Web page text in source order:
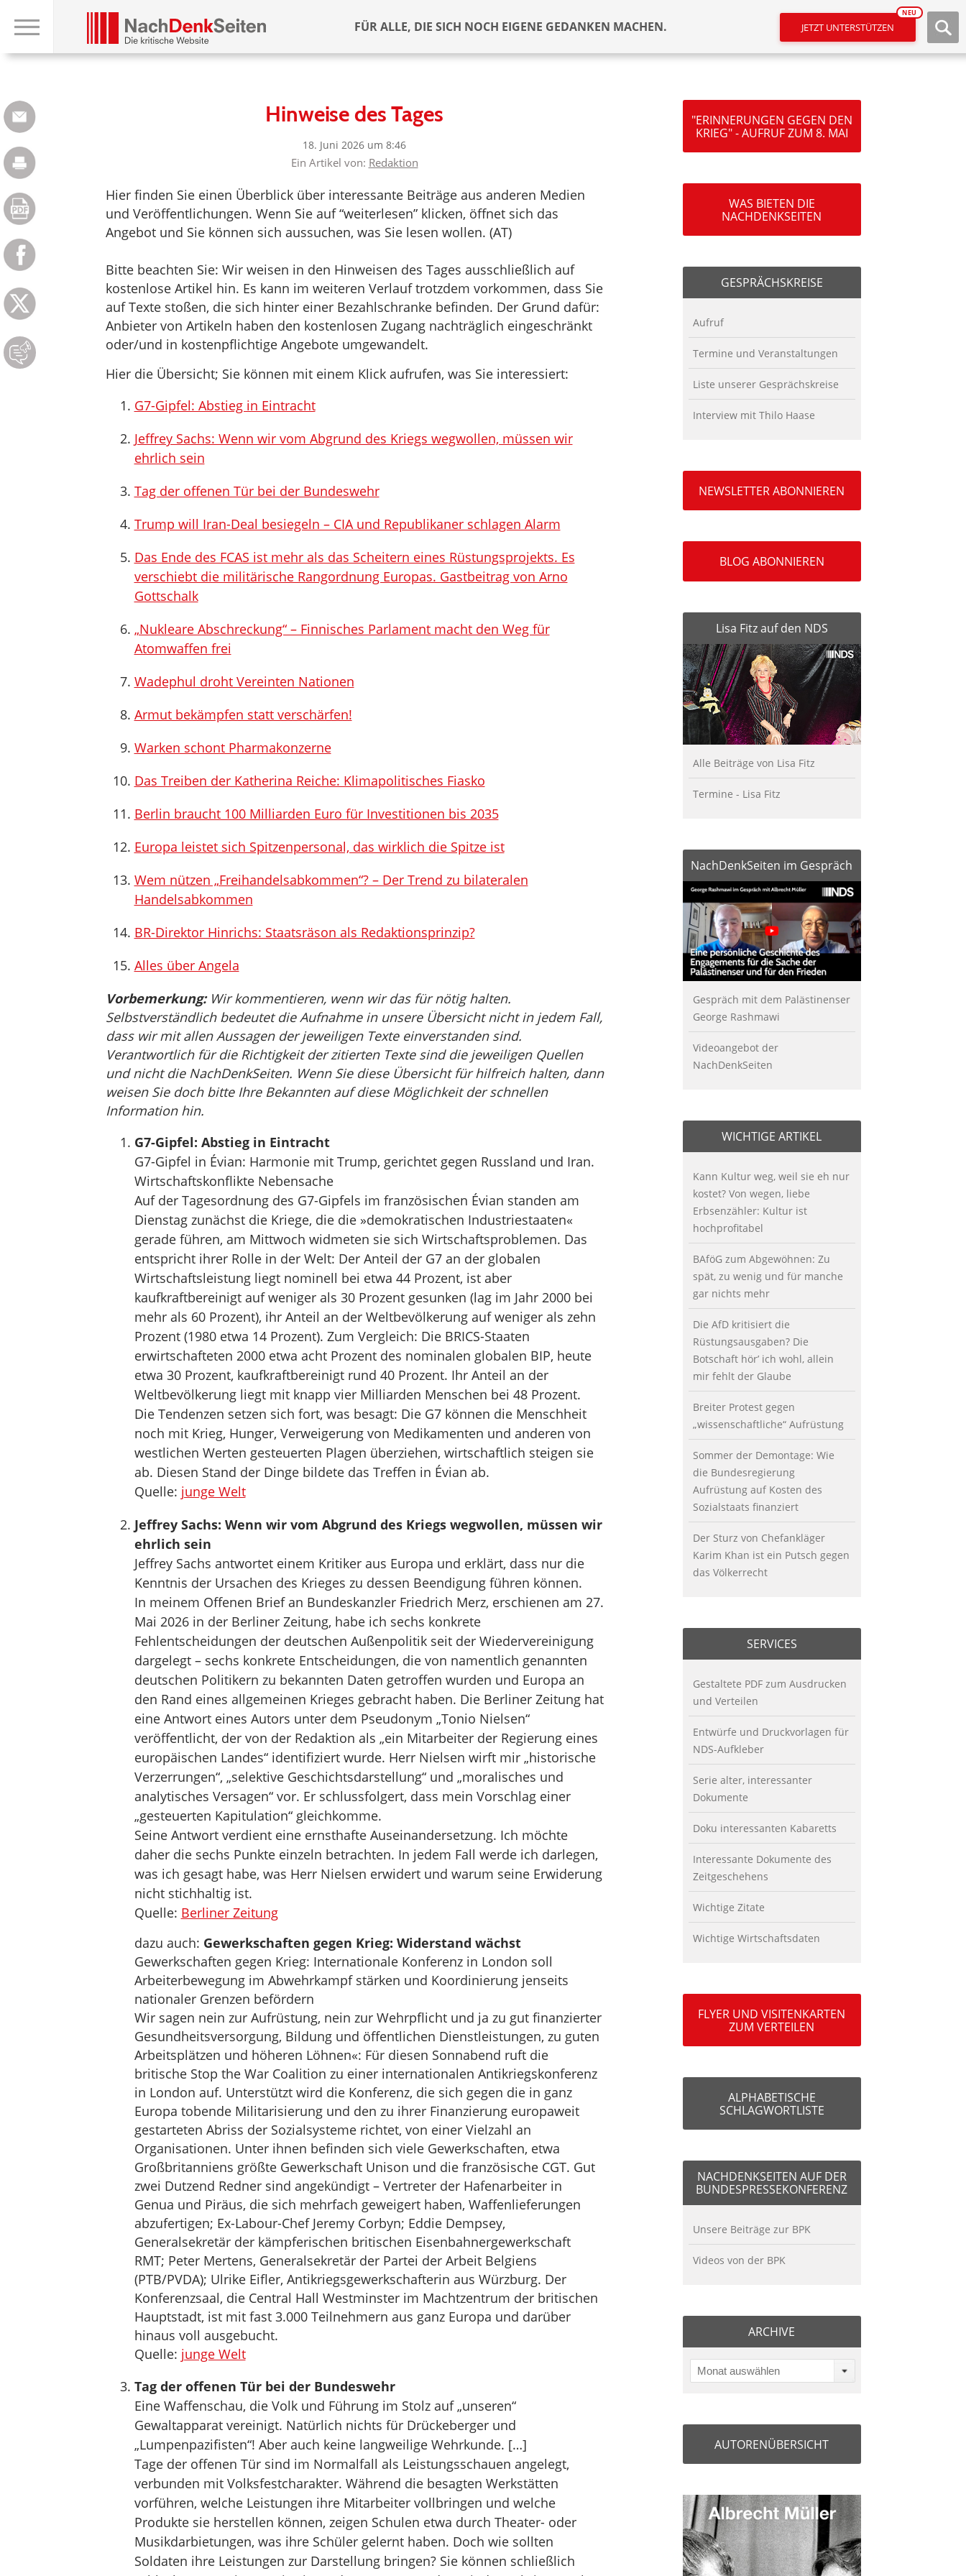
FÜR ALLE, DIE SICH NOCH EIGENE GEDANKEN MACHEN. JETZT UNTERSTÜTZEN
NEU
Hinweise des Tages
18. Juni 2026 um 8:46
Ein Artikel von: Redaktion
Hier finden Sie einen Überblick über interessante Beiträge aus anderen Medien
und Veröffentlichungen. Wenn Sie auf “weiterlesen” klicken, öffnet sich das
Angebot und Sie können sich aussuchen, was Sie lesen wollen. (AT)
Bitte beachten Sie: Wir weisen in den Hinweisen des Tages ausschließlich auf
kostenlose Artikel hin. Es kann im weiteren Verlauf trotzdem vorkommen, dass Sie
auf Texte stoßen, die sich hinter einer Bezahlschranke befinden. Der Grund dafür:
Anbieter von Artikeln haben den kostenlosen Zugang nachträglich eingeschränkt
oder/und in kostenpflichtige Angebote umgewandelt.
Hier die Übersicht; Sie können mit einem Klick aufrufen, was Sie interessiert:
G7-Gipfel: Abstieg in Eintracht
Jeffrey Sachs: Wenn wir vom Abgrund des Kriegs wegwollen, müssen wir
ehrlich sein
Tag der offenen Tür bei der Bundeswehr
Trump will Iran-Deal besiegeln – CIA und Republikaner schlagen Alarm
Das Ende des FCAS ist mehr als das Scheitern eines Rüstungsprojekts. Es
verschiebt die militärische Rangordnung Europas. Gastbeitrag von Arno
Gottschalk
„Nukleare Abschreckung“ – Finnisches Parlament macht den Weg für
Atomwaffen frei
Wadephul droht Vereinten Nationen
Armut bekämpfen statt verschärfen!
Warken schont Pharmakonzerne
Das Treiben der Katherina Reiche: Klimapolitisches Fiasko
Berlin braucht 100 Milliarden Euro für Investitionen bis 2035
Europa leistet sich Spitzenpersonal, das wirklich die Spitze ist
Wem nützen „Freihandelsabkommen“? – Der Trend zu bilateralen
Handelsabkommen
BR-Direktor Hinrichs: Staatsräson als Redaktionsprinzip?
Alles über Angela
Vorbemerkung:Wir kommentieren, wenn wir das für nötig halten.
Selbstverständlich bedeutet die Aufnahme in unsere Übersicht nicht in jedem Fall,
dass wir mit allen Aussagen der jeweiligen Texte einverstanden sind.
Verantwortlich für die Richtigkeit der zitierten Texte sind die jeweiligen Quellen
und nicht die NachDenkSeiten. Wenn Sie diese Übersicht für hilfreich halten, dann
weisen Sie doch bitte Ihre Bekannten auf diese Möglichkeit der schnellen
Information hin.
G7-Gipfel: Abstieg in Eintracht
G7-Gipfel in Évian: Harmonie mit Trump, gerichtet gegen Russland und Iran.
Wirtschaftskonflikte Nebensache
Auf der Tagesordnung des G7-Gipfels im französischen Évian standen am
Dienstag zunächst die Kriege, die die »demokratischen Industriestaaten«
gerade führen, am Mittwoch widmeten sie sich Wirtschaftsproblemen. Das
entspricht ihrer Rolle in der Welt: Der Anteil der G7 an der globalen
Wirtschaftsleistung liegt nominell bei etwa 44 Prozent, ist aber
kaufkraftbereinigt auf weniger als 30 Prozent gesunken (lag im Jahr 2000 bei
mehr als 60 Prozent), ihr Anteil an der Weltbevölkerung auf weniger als zehn
Prozent (1980 etwa 14 Prozent). Zum Vergleich: Die BRICS-Staaten
erwirtschafteten 2000 etwa acht Prozent des nominalen globalen BIP, heute
etwa 30 Prozent, kaufkraftbereinigt rund 40 Prozent. Ihr Anteil an der
Weltbevölkerung liegt mit knapp vier Milliarden Menschen bei 48 Prozent.
Die Tendenzen setzen sich fort, was besagt: Die G7 können die Menschheit
noch mit Krieg, Hunger, Verweigerung von Medikamenten und anderen von
westlichen Werten gesteuerten Plagen überziehen, wirtschaftlich steigen sie
ab. Diesen Stand der Dinge bildete das Treffen in Évian ab.
Quelle: junge Welt
Jeffrey Sachs: Wenn wir vom Abgrund des Kriegs wegwollen, müssen wir
ehrlich sein
Jeffrey Sachs antwortet einem Kritiker aus Europa und erklärt, dass nur die
Kenntnis der Ursachen des Krieges zu dessen Beendigung führen können.
In meinem Offenen Brief an Bundeskanzler Friedrich Merz, erschienen am 27.
Mai 2026 in der Berliner Zeitung, habe ich sechs konkrete
Fehlentscheidungen der deutschen Außenpolitik seit der Wiedervereinigung
dargelegt – sechs konkrete Entscheidungen, die von namentlich genannten
deutschen Politikern zu bekannten Daten getroffen wurden und Europa an
den Rand eines allgemeinen Krieges gebracht haben. Die Berliner Zeitung hat
eine Antwort eines Autors unter dem Pseudonym „Tonio Nielsen“
veröffentlicht, der von der Redaktion als „ein Mitarbeiter der Regierung eines
europäischen Landes“ identifiziert wurde. Herr Nielsen wirft mir „historische
Verzerrungen“, „selektive Geschichtsdarstellung“ und „moralisches und
analytisches Versagen“ vor. Er schlussfolgert, dass mein Vorschlag einer
„gesteuerten Kapitulation“ gleichkomme.
Seine Antwort verdient eine ernsthafte Auseinandersetzung. Ich möchte
daher die sechs Punkte einzeln betrachten. In jedem Fall werde ich darlegen,
was ich gesagt habe, was Herr Nielsen erwidert und warum seine Erwiderung
nicht stichhaltig ist.
Quelle: Berliner Zeitung
dazu auch: Gewerkschaften gegen Krieg: Widerstand wächst
Gewerkschaften gegen Krieg: Internationale Konferenz in London soll
Arbeiterbewegung im Abwehrkampf stärken und Koordinierung jenseits
nationaler Grenzen befördern
Wir sagen nein zur Aufrüstung, nein zur Wehrpflicht und ja zu gut finanzierter
Gesundheitsversorgung, Bildung und öffentlichen Dienstleistungen, zu guten
Arbeitsplätzen und höheren Löhnen«: Für diesen Sonnabend ruft die
britische Stop the War Coalition zu einer internationalen Antikriegskonferenz
in London auf. Unterstützt wird die Konferenz, die sich gegen die in ganz
Europa tobende Militarisierung und den zu ihrer Finanzierung europaweit
gestarteten Abriss der Sozialsysteme richtet, von einer Vielzahl an
Organisationen. Unter ihnen befinden sich viele Gewerkschaften, etwa
Großbritanniens größte Gewerkschaft Unison und die französische CGT. Gut
zwei Dutzend Redner sind angekündigt – Vertreter der Hafenarbeiter in
Genua und Piräus, die sich mehrfach geweigert haben, Waffenlieferungen
abzufertigen; Ex-Labour-Chef Jeremy Corbyn; Eddie Dempsey,
Generalsekretär der kämpferischen britischen Eisenbahnergewerkschaft
RMT; Peter Mertens, Generalsekretär der Partei der Arbeit Belgiens
(PTB/PVDA); Ulrike Eifler, Antikriegsgewerkschafterin aus Würzburg. Der
Konferenzsaal, die Central Hall Westminster im Machtzentrum der britischen
Hauptstadt, ist mit fast 3.000 Teilnehmern aus ganz Europa und darüber
hinaus voll ausgebucht.
Quelle: junge Welt
Tag der offenen Tür bei der Bundeswehr
Eine Waffenschau, die Volk und Führung im Stolz auf „unseren“
Gewaltapparat vereinigt. Natürlich nichts für Drückeberger und
„Lumpenpazifisten“! Aber auch keine langweilige Wehrkunde. […]
Tage der offenen Tür sind im Normalfall als Leistungsschauen angelegt,
verbunden mit Volksfestcharakter. Während die besagten Werkstätten
vorführen, welche Leistungen ihre Mitarbeiter vollbringen und welche
Produkte sie herstellen können, zeigen Schulen etwa durch Theater- oder
Musikdarbietungen, was ihre Schüler gelernt haben. Doch wie sollten
Soldaten ihre Leistungen zur Darstellung bringen? Sie können schließlich
"ERINNERUNGEN GEGEN DEN
KRIEG" - AUFRUF ZUM 8. MAI
WAS BIETEN DIE
NACHDENKSEITEN
GESPRÄCHSKREISE
Aufruf
Termine und Veranstaltungen
Liste unserer Gesprächskreise
Interview mit Thilo Haase
NEWSLETTER ABONNIEREN
BLOG ABONNIEREN
Lisa Fitz auf den NDS
Alle Beiträge von Lisa Fitz
Termine - Lisa Fitz
NachDenkSeiten im Gespräch
Gespräch mit dem Palästinenser
George Rashmawi
Videoangebot der
NachDenkSeiten
WICHTIGE ARTIKEL
Kann Kultur weg, weil sie eh nur
kostet? Von wegen, liebe
Erbsenzähler: Kultur ist
hochprofitabel
BAföG zum Abgewöhnen: Zu
spät, zu wenig und für manche
gar nichts mehr
Die AfD kritisiert die
Rüstungsausgaben? Die
Botschaft hör’ ich wohl, allein
mir fehlt der Glaube
Breiter Protest gegen
„wissenschaftliche“ Aufrüstung
Sommer der Demontage: Wie
die Bundesregierung
Aufrüstung auf Kosten des
Sozialstaats finanziert
Der Sturz von Chefankläger
Karim Khan ist ein Putsch gegen
das Völkerrecht
SERVICES
Gestaltete PDF zum Ausdrucken
und Verteilen
Entwürfe und Druckvorlagen für
NDS-Aufkleber
Serie alter, interessanter
Dokumente
Doku interessanten Kabaretts
Interessante Dokumente des
Zeitgeschehens
Wichtige Zitate
Wichtige Wirtschaftsdaten
FLYER UND VISITENKARTEN
ZUM VERTEILEN
ALPHABETISCHE
SCHLAGWORTLISTE
NACHDENKSEITEN AUF DER
BUNDESPRESSEKONFERENZ
Unsere Beiträge zur BPK
Videos von der BPK
ARCHIVE
Monat auswählen
AUTORENÜBERSICHT